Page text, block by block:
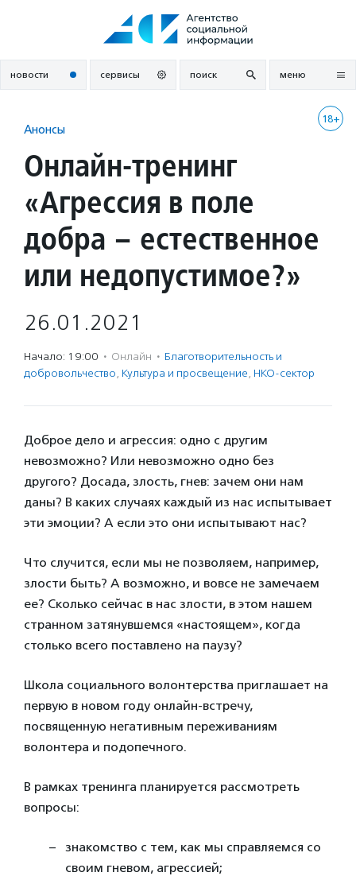
новости сервисы поиск меню
18+
Анонсы
Онлайн-тренинг
«Агрессия в поле
добра – естественное
или недопустимое?»
26.01.2021
Начало: 19:00 · Онлайн · Благотвори­тель­ность и
доброволь­чест­во, Культура и просвещение, НКО-сектор
Доброе дело и агрессия: одно с другим
невозможно? Или невозможно одно без
другого? Досада, злость, гнев: зачем они нам
даны? В каких случаях каждый из нас испытывает
эти эмоции? А если это они испытывают нас?
Что случится, если мы не позволяем, например,
злости быть? А возможно, и вовсе не замечаем
ее? Сколько сейчас в нас злости, в этом нашем
странном затянувшемся «настоящем», когда
столько всего поставлено на паузу?
Школа социального волонтерства приглашает на
первую в новом году онлайн-встречу,
посвященную негативным переживаниям
волонтера и подопечного.
В рамках тренинга планируется рассмотреть
вопросы:
знакомство с тем, как мы справляемся со
своим гневом, агрессией;